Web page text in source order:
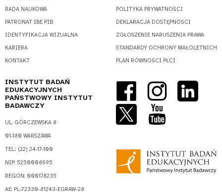
RADA NAUKOWA
PATRONAT IBE PIB
IDENTYFIKACJA WIZUALNA
KARIERA
KONTAKT
POLITYKA PRYWATNOŚCI
DEKLARACJA DOSTĘPNOŚCI
ZGŁOSZENIE NARUSZENIA PRAWA
STANDARDY OCHRONY MAŁOLETNICH
PLAN RÓWNOŚCI PŁCI
INSTYTUT BADAŃ
EDUKACYJNYCH
PAŃSTWOWY INSTYTUT
BADAWCZY
UL. GÓRCZEWSKA 8
01-180 WARSZAWA
TEL.: (22) 24-17-100
NIP: 5250008695
REGON: 000178235
AE: PL-72330-81243-EGRAW-28